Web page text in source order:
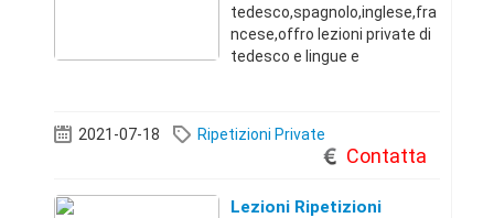
tedesco,spagnolo,inglese,fra
ncese,offro lezioni private di
tedesco e lingue e
anni,a domicilio.IL mio
contatto è: 324984
2021-07-18 Ripetizioni Private
Contatta
Lezioni Ripetizioni